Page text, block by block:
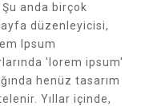
anda birçok
düzenleyicisi,
Ipsum
'lorem ipsum'
henüz tasarım
Yıllar içinde,